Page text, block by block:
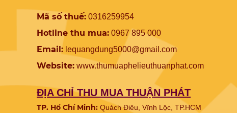
Mã số thuế: 0316259954
Hotline thu mua: 0967 895 000
Email: lequangdung5000@gmail.com
Website: www.thumuaphelieuthuanphat.com
ĐỊA CHỈ THU MUA THUẬN PHÁT
TP. Hồ Chí Minh: Quách Điêu, Vĩnh Lộc, TP.HCM